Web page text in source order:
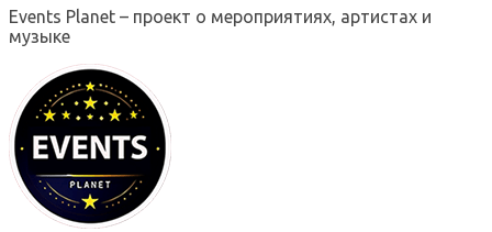
Events Planet – проект о мероприятиях, артистах и
музыке